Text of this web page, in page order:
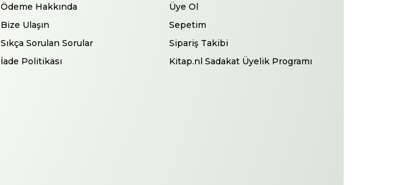
Ödeme Hakkında
Bize Ulaşın
Sıkça Sorulan Sorular
İade Politikası
Üye Ol
Sepetim
Sipariş Takibi
Kitap.nl Sadakat Üyelik Programı